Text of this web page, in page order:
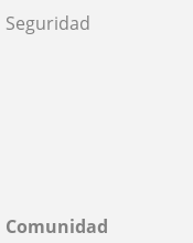
Seguridad
Comunidad